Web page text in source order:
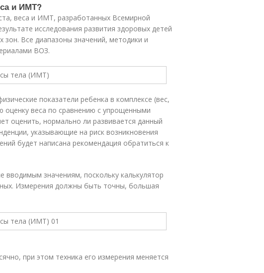
и ИМТ?
веса и ИМТ, разработанных Всемирной
исследования развития здоровых детей
зон. Все диапазоны значений, методики и
ВОЗ.
показатели ребенка в комплексе (вес,
веса по сравнению с упрощенными
оценить, нормально ли развивается данный
указывающие на риск возникновения
будет написана рекомендация обратиться к
вводимым значениям, поскольку калькулятор
Измерения должны быть точны, большая
при этом техника его измерения меняется